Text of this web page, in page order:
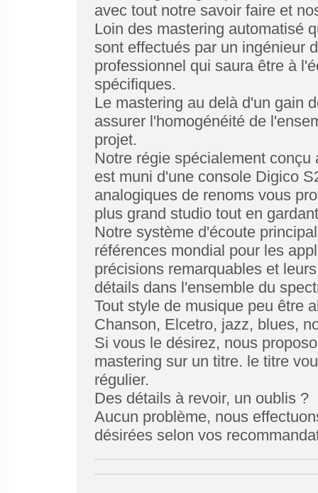
avec tout notre savoir faire et
Loin des mastering automatisé
sont effectués par un ingénieur
professionnel qui saura être à
spécifiques.
Le mastering au delà d'un gain
assurer l'homogénéité de
projet.
Notre régie spécialement
est muni d'une console Digico
analogiques de renoms vous
plus grand studio tout en
Notre système d'écoute
références mondial pour les
précisions remarquables et
détails dans l'ensemble du
Tout style de musique peu être
Chanson, Elcetro, jazz, blues,
Si vous le désirez, nous
mastering sur un titre. le titre
régulier.
Des détails à revoir, un oublis ?
Aucun problème, nous
désirées selon vos